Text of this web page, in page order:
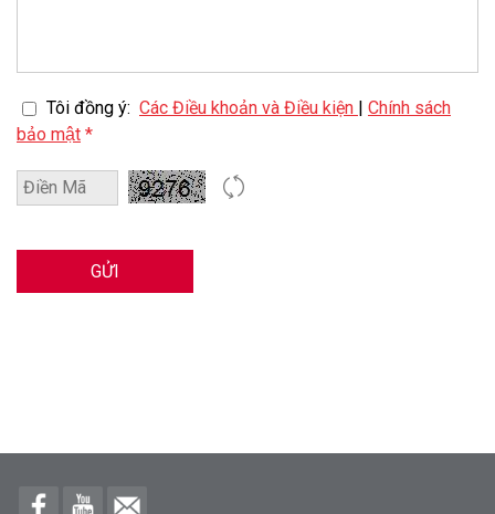
Tôi đồng ý: Các Điều khoản và Điều kiện | Chính sách
bảo mật *
GỬI